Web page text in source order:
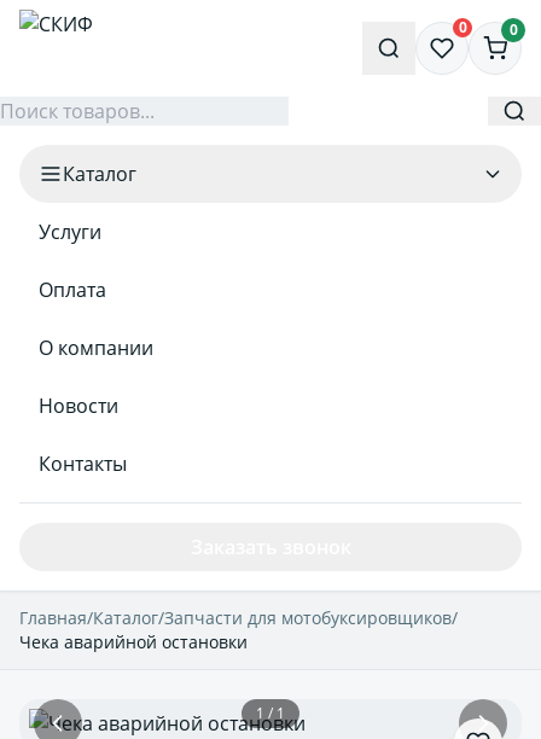
0 0
Каталог
Услуги
Оплата
О компании
Новости
Контакты
Главная/Каталог/Запчасти для мотобуксировщиков/
Чека аварийной остановки
1 / 1